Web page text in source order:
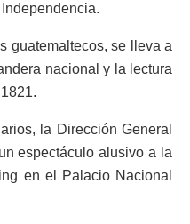
guatemaltecos, se lleva a
nacional y la lectura
la Dirección General
espectáculo alusivo a la
en el Palacio Nacional